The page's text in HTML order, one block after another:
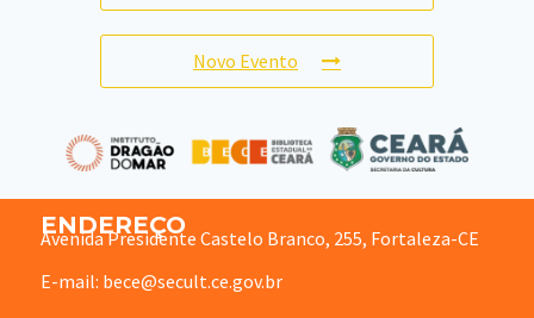
Novo Evento
ENDEREÇO
Avenida Presidente Castelo Branco, 255, Fortaleza-CE
E-mail: bece@secult.ce.gov.br